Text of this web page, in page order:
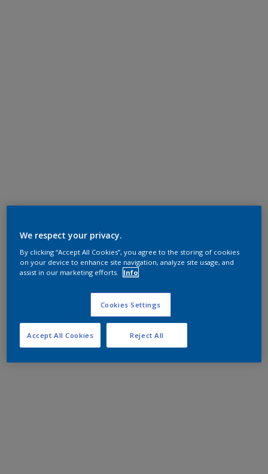
We respect your privacy.
By clicking “Accept All Cookies”, you agree to the storing of cookies
on your device to enhance site navigation, analyze site usage, and
assist in our marketing efforts.
Info
Cookies Settings
Reject All
Accept All Cookies